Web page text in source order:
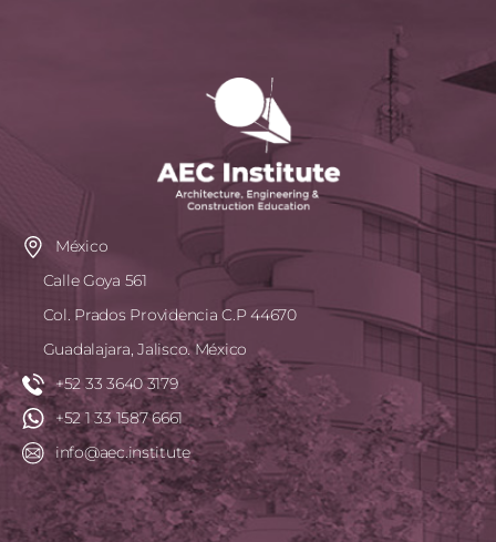
México
Calle Goya 561
Col. Prados Providencia C.P 44670
Guadalajara, Jalisco. México
+52 33 3640 3179
+52 1 33 1587 6661
info@aec.institute